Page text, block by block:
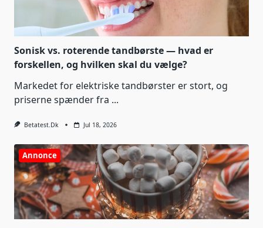
Sonisk vs. roterende tandbørste — hvad er
forskellen, og hvilken skal du vælge?
Markedet for elektriske tandbørster er stort, og
priserne spænder fra ...
Betatest.dk Jul 18, 2026
Annonce